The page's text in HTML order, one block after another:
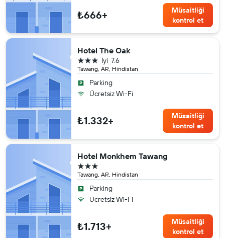
₺666+
Müsaitliği
kontrol et
Hotel The Oak
Tawang, AR, Hindistan
7.6
İyi
3 yıldız
Parking
Ücretsiz Wi-Fi
₺1.332+
Müsaitliği
kontrol et
Hotel Monkhem Tawang
Tawang, AR, Hindistan
3 yıldız
Parking
Ücretsiz Wi-Fi
₺1.713+
Müsaitliği
kontrol et